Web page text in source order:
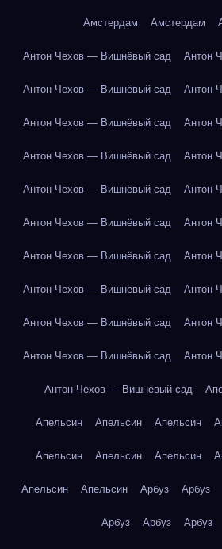
Амстердам Амстердам
Антон Чехов — Вишнёвый сад Антон
Антон Чехов — Вишнёвый сад Антон
Антон Чехов — Вишнёвый сад Антон
Антон Чехов — Вишнёвый сад Антон
Антон Чехов — Вишнёвый сад Антон
Антон Чехов — Вишнёвый сад Антон
Антон Чехов — Вишнёвый сад Антон
Антон Чехов — Вишнёвый сад Антон
Антон Чехов — Вишнёвый сад Антон
Антон Чехов — Вишнёвый сад Антон
Антон Чехов — Вишнёвый сад
Апельсин Апельсин Апельсин
Апельсин Апельсин Апельсин
Апельсин Апельсин Арбуз Арбуз
Арбуз Арбуз Арбуз